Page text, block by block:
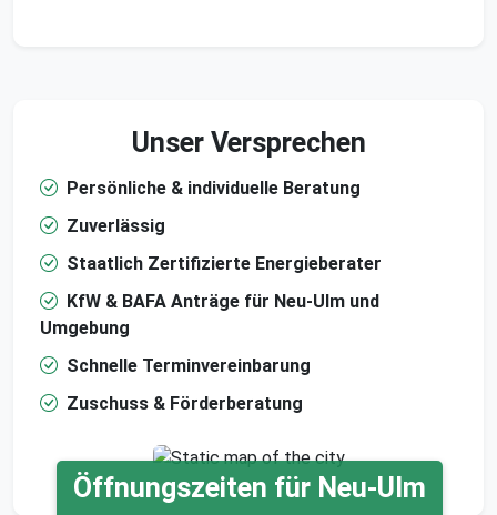
Unser Versprechen
Persönliche & individuelle Beratung
Zuverlässig
Staatlich Zertifizierte Energieberater
KfW & BAFA Anträge für Neu-Ulm und
Umgebung
Schnelle Terminvereinbarung
Zuschuss & Förderberatung
Öffnungszeiten für Neu-Ulm